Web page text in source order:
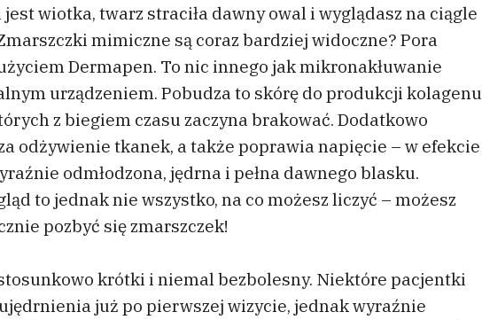
wiotka, twarz straciła dawny owal i wyglądasz na ciągle
mimiczne są coraz bardziej widoczne? Pora
Dermapen. To nic innego jak mikronakłuwanie
urządzeniem. Pobudza to skórę do produkcji kolagenu
z biegiem czasu zaczyna brakować. Dodatkowo
odżywienie tkanek, a także poprawia napięcie – w efekcie
odmłodzona, jędrna i pełna dawnego blasku.
to jednak nie wszystko, na co możesz liczyć – możesz
pozbyć się zmarszczek!
krótki i niemal bezbolesny. Niektóre pacjentki
już po pierwszej wizycie, jednak wyraźnie